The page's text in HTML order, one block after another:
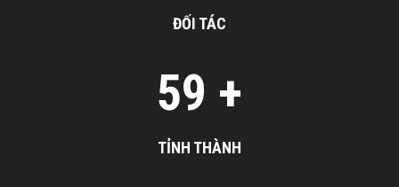
ĐỐI TÁC
60 +
TỈNH THÀNH